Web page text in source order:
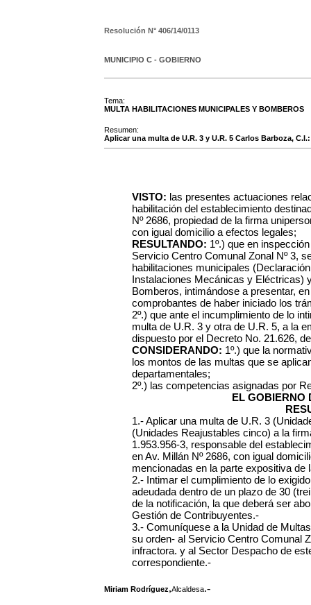
Resolución N° 406/14/0113
MUNICIPIO C - GOBIERNO
Tema:
MULTA HABILITACIONES MUNICIPALES Y BOMBEROS
Resumen:
Aplicar una multa de U.R. 3 y U.R. 5 Carlos Barboza,
VISTO: las presentes actuaciones
habilitación del establecimiento
Nº 2686, propiedad de la firma
con igual domicilio a efectos legales;
RESULTANDO: 1º.) que en
Servicio Centro Comunal Zonal Nº 3,
habilitaciones municipales
Instalaciones Mecánicas y Eléctricas)
Bomberos, intimándose a presentar,
comprobantes de haber iniciado los
2º.) que ante el incumplimiento de lo
multa de U.R. 3 y otra de U.R. 5, a la
dispuesto por el Decreto No. 21.626,
CONSIDERANDO: 1º.) que la
los montos de las multas que se
departamentales;
2º.) las competencias asignadas por
EL GOBIERNO
1.- Aplicar una multa de U.R. 3
(Unidades Reajustables cinco) a la
1.953.956-3, responsable del
en Av. Millán Nº 2686, con igual
mencionadas en la parte expositiva de
2.- Intimar el cumplimiento de lo
adeudada dentro de un plazo de 30
de la notificación, la que deberá ser
Gestión de Contribuyentes.-
3.- Comuníquese a la Unidad de
su orden- al Servicio Centro Comunal
infractora. y al Sector Despacho de
correspondiente.-
Miriam Rodríguez,Alcaldesa.-